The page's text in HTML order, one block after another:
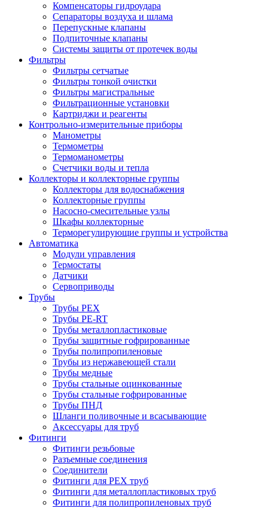
Компенсаторы гидроудара
Сепараторы воздуха и шлама
Перепускные клапаны
Подпиточные клапаны
Системы защиты от протечек воды
Фильтры
Фильтры сетчатые
Фильтры тонкой очистки
Фильтры магистральные
Фильтрационные установки
Картриджи и реагенты
Контрольно-измерительные приборы
Манометры
Термометры
Термоманометры
Счетчики воды и тепла
Коллекторы и коллекторные группы
Коллекторы для водоснабжения
Коллекторные группы
Насосно-смесительные узлы
Шкафы коллекторные
Терморегулирующие группы и устройства
Автоматика
Модули управления
Термостаты
Датчики
Сервоприводы
Трубы
Трубы PEX
Трубы PE-RT
Трубы металлопластиковые
Трубы защитные гофрированные
Трубы полипропиленовые
Трубы из нержавеющей стали
Трубы медные
Трубы стальные оцинкованные
Трубы стальные гофрированные
Трубы ПНД
Шланги поливочные и всасывающие
Аксессуары для труб
Фитинги
Фитинги резьбовые
Разъемные соединения
Соединители
Фитинги для PEX труб
Фитинги для металлопластиковых труб
Фитинги для полипропиленовых труб